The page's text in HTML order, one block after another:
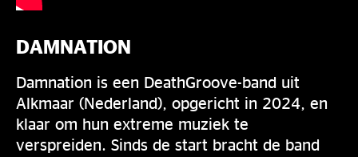
DAMNATION
Damnation is een DeathGroove-band uit
Alkmaar (Nederland), opgericht in 2024, en
klaar om hun extreme muziek te
verspreiden. Sinds de start bracht de band